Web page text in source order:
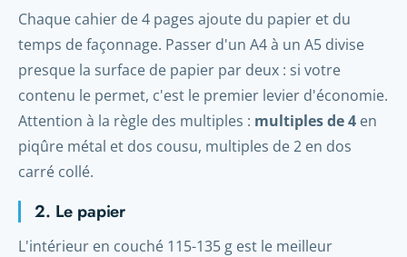
Chaque cahier de 4 pages ajoute du papier et du
temps de façonnage. Passer d'un A4 à un A5 divise
presque la surface de papier par deux : si votre
contenu le permet, c'est le premier levier d'économie.
Attention à la règle des multiples : multiples de 4 en
piqûre métal et dos cousu, multiples de 2 en dos
carré collé.
2. Le papier
L'intérieur en couché 115-135 g est le meilleur